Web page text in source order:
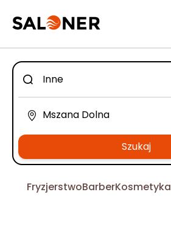
Szukaj
FryzjerstwoBarberKosmetyka